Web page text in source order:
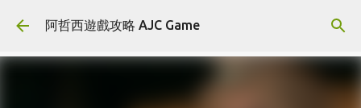
跳到主要內容
阿哲西遊戲攻略 AJC Game